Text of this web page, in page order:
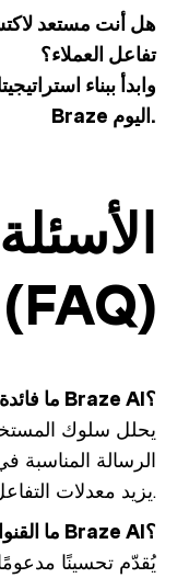
هل أنت مستعد
تفاعل العملاء؟
Braze اليوم.
(FAQ)
ما فائدة Braze AI؟
يحلل سلوك
الرسالة المناسبة
يزيد معدلات التفاعل.
ما القنوات التي يعمل عليها Braze AI؟
يُقدّم تحسينًا